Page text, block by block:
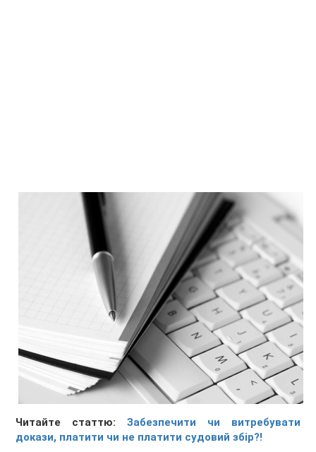
Читайте статтю: Забезпечити чи витребувати
докази, платити чи не платити судовий збір?!